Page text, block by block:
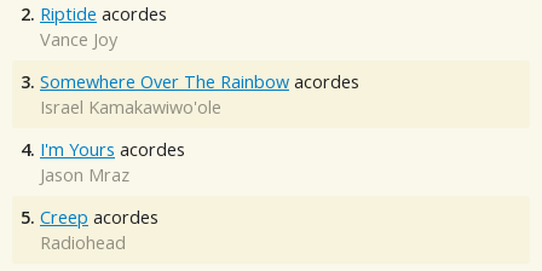
2. Riptide acordes
Vance Joy
3. Somewhere Over The Rainbow acordes
Israel Kamakawiwo'ole
4. I'm Yours acordes
Jason Mraz
5. Creep acordes
Radiohead